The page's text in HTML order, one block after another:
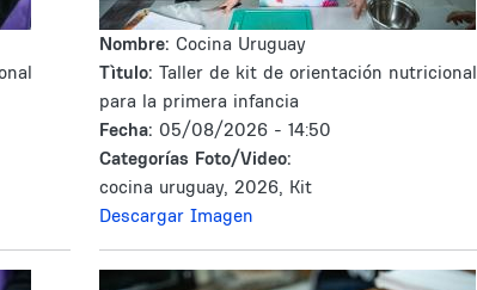
Nombre: Cocina Uruguay
Tìtulo: Taller de kit de orientación nutricional
para la primera infancia
Fecha: 05/08/2026 - 14:50
Categorías Foto/Video:
cocina uruguay, 2026, Kit
Descargar Imagen